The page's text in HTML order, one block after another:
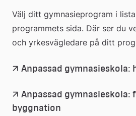
Välj ditt gymnasieprogram i
programmets sida. Där ser du
och yrkesvägledare på ditt
Anpassad gymnasieskola:
Anpassad gymnasieskola:
byggnation